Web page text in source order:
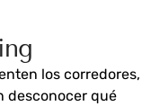
los corredores,
desconocer qué